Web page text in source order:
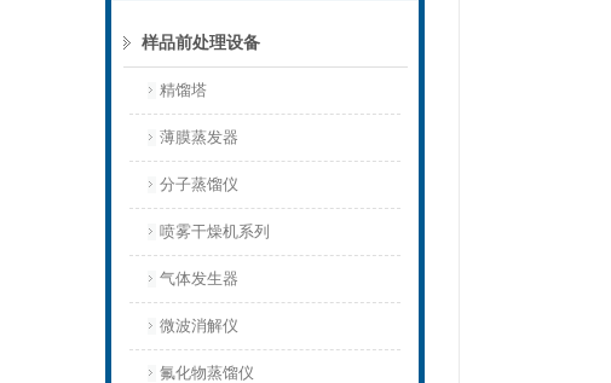
样品前处理设备
精馏塔
薄膜蒸发器
分子蒸馏仪
喷雾干燥机系列
气体发生器
微波消解仪
氟化物蒸馏仪